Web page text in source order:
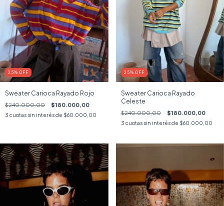
25% OFF
Sweater Carioca Rayado Rojo
$240.000,00 $180.000,00
3 cuotas sin interés de $60.000,00
25% OFF
Sweater Carioca Rayado
Celeste
$240.000,00 $180.000,00
3 cuotas sin interés de $60.000,00